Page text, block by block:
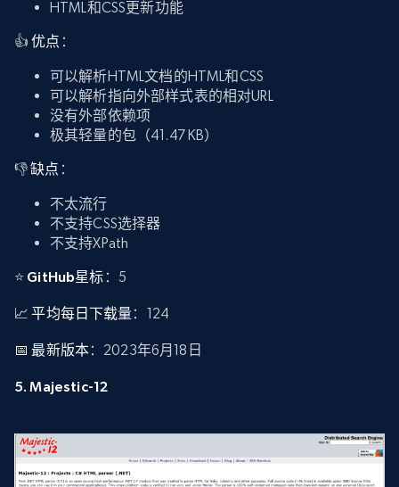
HTML和CSS更新功能
👍优点 ：
可以解析HTML文档的HTML和CSS
可以解析指向外部样式表的相对URL
没有外部依赖项
极其轻量的包（41.47 KB）
👎缺点 ：
不太流行
不支持CSS选择器
不支持XPath
⭐ GitHub星标 ：5
📈 平均每日下载量：124
📅 最新版本：2023年6月18日
5. Majestic-12